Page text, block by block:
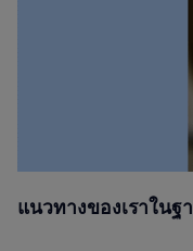
แนวทางของเราใน